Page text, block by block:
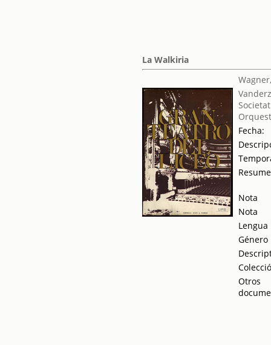
La Walkiria
Fecha:
Nota
Nota
Lengua
Género
Otros